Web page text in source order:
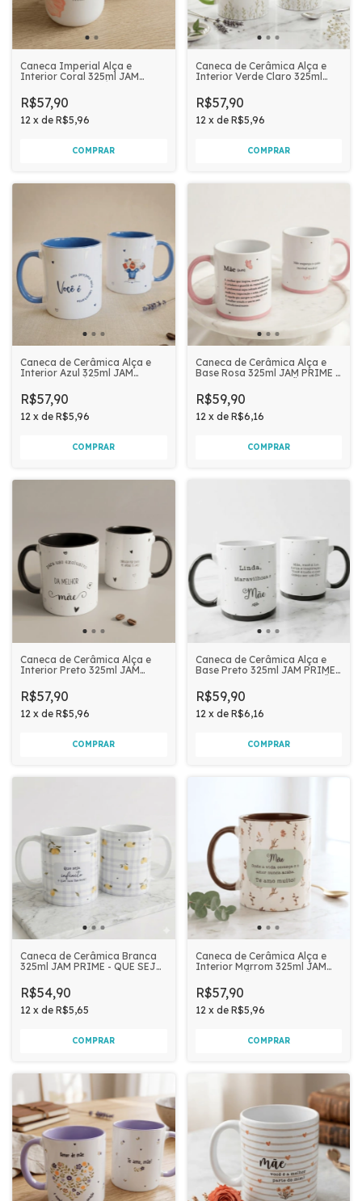
Caneca Imperial Alça e
Interior Coral 325ml JAM
PROCESSO
R$57,90
12 x de R$5,96
Caneca de Cerâmica Alça e
Interior Verde Claro 325ml
FLORESÇA
R$57,90
12 x de R$5,96
Caneca de Cerâmica Alça e
Interior Azul 325ml JAM
PROJETO MAIS IMPORTANTE
R$57,90
12 x de R$5,96
Caneca de Cerâmica Alça e
Base Rosa 325ml JAM PRIME -
R$59,90
12 x de R$6,16
Caneca de Cerâmica Alça e
Interior Preto 325ml JAM
EXCLUSIVO DA MELHOR MÃE
R$57,90
12 x de R$5,96
Caneca de Cerâmica Alça e
Base Preto 325ml JAM PRIME -
R$59,90
12 x de R$6,16
Caneca de Cerâmica Branca
325ml JAM PRIME - QUE SEJA
BEM
R$54,90
12 x de R$5,65
Caneca de Cerâmica Alça e
Interior Marrom 325ml JAM
COMEÇA
R$57,90
12 x de R$5,96